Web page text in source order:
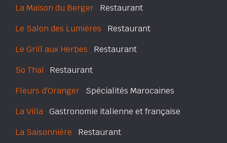
La Maison du Berger Restaurant
Le Salon des Lumières Restaurant
Le Grill aux Herbes Restaurant
So Thaï Restaurant
Fleurs d'Oranger Spécialités Marocaines
La Villa Gastronomie italienne et française
La Saisonnière Restaurant